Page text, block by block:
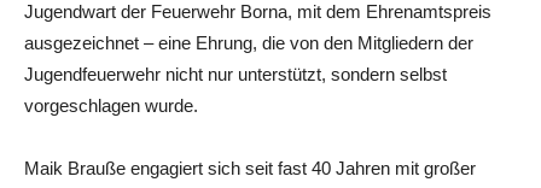
Jugendwart der Feuerwehr Borna, mit dem Ehrenamtspreis
ausgezeichnet – eine Ehrung, die von den Mitgliedern der
Jugendfeuerwehr nicht nur unterstützt, sondern selbst
vorgeschlagen wurde.
Maik Brauße engagiert sich seit fast 40 Jahren mit großer